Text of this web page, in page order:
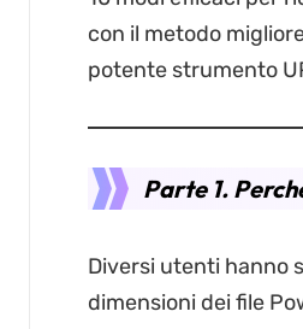
con il metodo
potente strumento
Parte 1.
Diversi utenti hanno
dimensioni dei file